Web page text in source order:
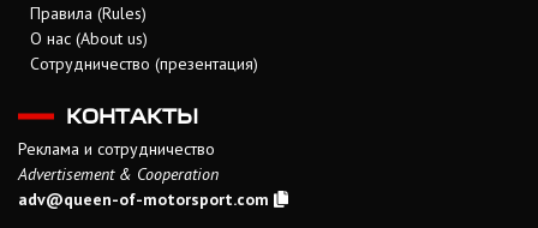
Правила (Rules)
О нас (About us)
Сотрудничество (презентация)
КОНТАКТЫ
Реклама и сотрудничество
Advertisement & Cooperation
adv@queen-of-motorsport.com